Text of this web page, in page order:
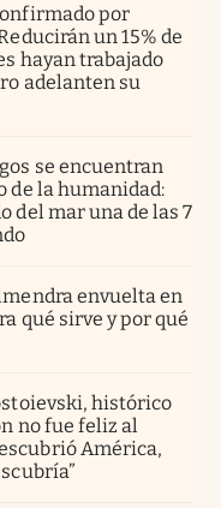
por
un 15% de
hayan trabajado
adelanten su
se encuentran
de la humanidad:
del mar una de las 7
envuelta en
qué sirve y por qué
histórico
no fue feliz al
América,